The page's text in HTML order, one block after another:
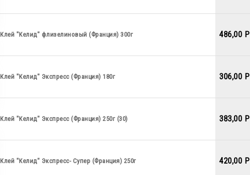
Клей "Келид" флизелиновый (Франция) 300г 486,00 P
Клей "Келид" Экспресс (Франция) 180г 306,00 P
Клей "Келид" Экспресс (Франция) 250г (30) 383,00 P
Клей "Келид" Экспресс- Супер (Франция) 250г 420,00 P